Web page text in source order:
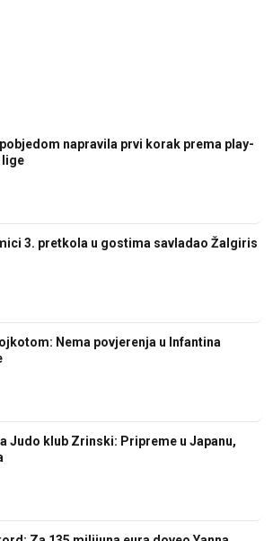
napravila prvi korak prema play-
lige
3. pretkola u gostima savladao Žalgiris
Nema povjerenja u Infantina
Judo klub Zrinski: Pripreme u Japanu,